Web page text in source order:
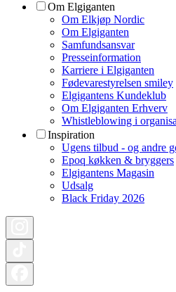
Om Elgiganten
Om Elkjøp Nordic
Om Elgiganten
Samfundsansvar
Presseinformation
Karriere i Elgiganten
Fødevarestyrelsen smiley
Elgigantens Kundeklub
Om Elgiganten Erhverv
Whistleblowing i
Inspiration
Ugens tilbud - og andre
Epoq køkken & bryggers
Elgigantens Magasin
Udsalg
Black Friday 2026